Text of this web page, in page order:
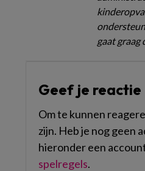
gaat graag
Geef je reactie
Om te kunnen
zijn. Heb je nog geen
hieronder een
spelregels.